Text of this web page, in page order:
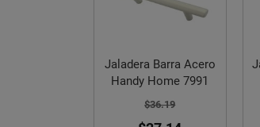
Jaladera Barra Handy
Home 7999
$29.41